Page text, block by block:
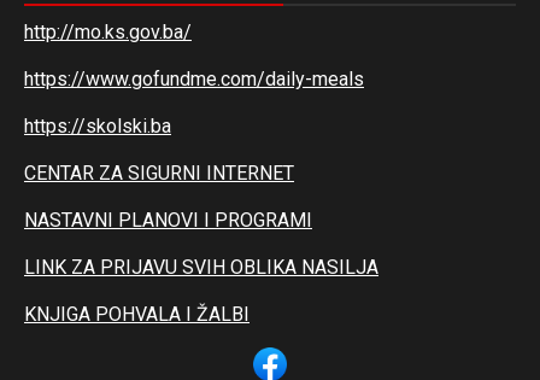
http://mo.ks.gov.ba/
https://www.gofundme.com/daily-meals
https://skolski.ba
CENTAR ZA SIGURNI INTERNET
NASTAVNI PLANOVI I PROGRAMI
LINK ZA PRIJAVU SVIH OBLIKA NASILJA
KNJIGA POHVALA I ŽALBI